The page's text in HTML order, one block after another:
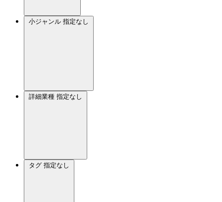
小ジャンル 指定なし
詳細業種 指定なし
タグ 指定なし